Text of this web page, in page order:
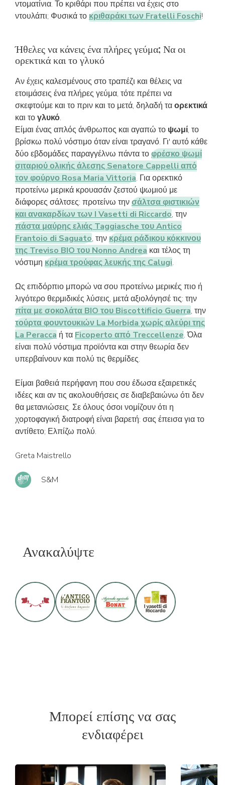
ντοματίνια. Το κριθάρι που πρέπει να έχεις στο
ντουλάπι; Φυσικά τοκριθαράκι των Fratelli Foschi!
Ήθελες να κάνεις ένα πλήρες γεύμα; Να οι
ορεκτικά και το γλυκό
Αν έχεις καλεσμένους στο τραπέζι και θέλεις να
ετοιμάσεις ένα πλήρες γεύμα, τότε πρέπει να
σκεφτούμε και το πριν και το μετά, δηλαδή ταορεκτικά
και τογλυκό.
Είμαι ένας απλός άνθρωπος και αγαπώ το ψωμί, το
βρίσκω πολύ νόστιμο όταν είναι τραγανό. Γι' αυτό κάθε
δύο εβδομάδες παραγγέλνω πάντα τοφρέσκο ψωμί
σιταριού ολικής άλεσης Senatore Cappelli από
τον φούρνο Rosa Maria Vittoria. Για ορεκτικό
προτείνω μερικά κρουασάν ζεστού ψωμιού με
διάφορες σάλτσες: προτείνω τηνσάλτσα φιστικιών
και ανακαρδίων των I Vasetti di Riccardo, την
πάστα μαύρης ελιάς Taggiasche του Antico
Frantoio di Saguato, τηνκρέμα ράδικου κόκκινου
της Treviso BIO του Nonno Andrea και τέλος τη
νόστιμη κρέμα τρούφας λευκής της Calugi.
Ως επιδόρπιο μπορώ να σου προτείνω μερικές πιο ή
λιγότερο θερμιδικές λύσεις, μετά αξιολόγησέ τις: την
πίτα με σοκολάτα BIO του Biscottificio Guerra, την
τούρτα φουντουκιών La Morbida χωρίς αλεύρι της
La Peracca ή ταFicoperto από Treccellenze. Όλα
είναι πολύ νόστιμα προϊόντα και στην θεωρία δεν
υπερβαίνουν και πολύ τις θερμίδες.
Είμαι βαθειά περήφανη που σου έδωσα εξαιρετικές
ιδέες και αν τις ακολουθήσεις σε διαβεβαιώνω ότι δεν
θα μετανιώσεις. Σε όλους όσοι νομίζουν ότι η
χορτοφαγική διατροφή είναι βαρετή: σας έπεισα για το
αντίθετο; Ελπίζω πολύ.
Greta Maistrello
S&M
Ανακαλύψτε
Μπορεί επίσης να σας
ενδιαφέρει